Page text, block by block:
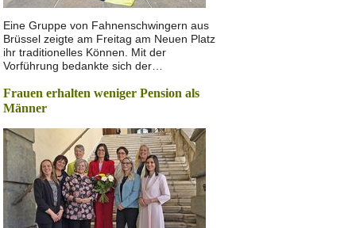
Eine Gruppe von Fahnenschwingern aus
Brüssel zeigte am Freitag am Neuen Platz
ihr traditionelles Können. Mit der
Vorführung bedankte sich der…
Frauen erhalten weniger Pension als
Männer